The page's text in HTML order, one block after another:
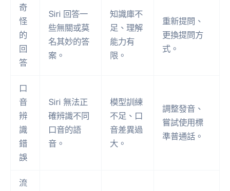
奇
怪
的
回
答
Siri 回答一
些無關或莫
名其妙的答
案。
知識庫不
足、理解
能力有
限。
重新提問、
更換提問方
式。
口
音
辨
識
錯
誤
Siri 無法正
確辨識不同
口音的語
音。
模型訓練
不足、口
音差異過
大。
調整發音、
嘗試使用標
準普通話。
流